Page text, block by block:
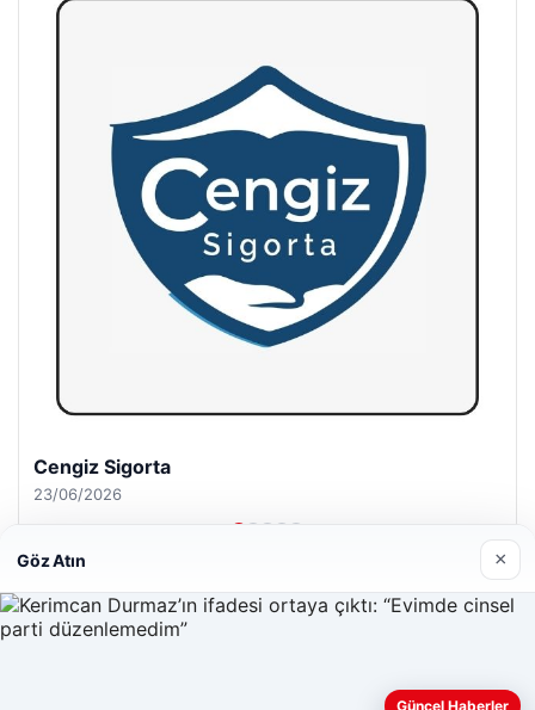
Hastaş Beton
26/05/2026
Web sitemizi nasıl kullandığınızı daha iyi anlayabilmek,
Göz Atın ×
Güncel Haberler